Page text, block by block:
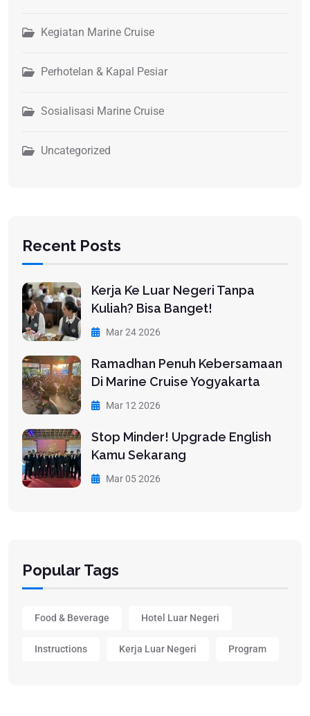
Kegiatan Marine Cruise
Perhotelan & Kapal Pesiar
Sosialisasi Marine Cruise
Uncategorized
Recent Posts
Kerja Ke Luar Negeri Tanpa
Kuliah? Bisa Banget!
Mar 24 2026
Ramadhan Penuh Kebersamaan
Di Marine Cruise Yogyakarta
Mar 12 2026
Stop Minder! Upgrade English
Kamu Sekarang
Mar 05 2026
Popular Tags
Food & Beverage Hotel Luar Negeri
Instructions Kerja Luar Negeri Program